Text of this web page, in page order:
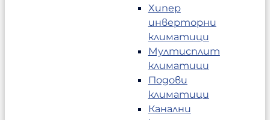
Хипер
инверторни
климатици
Мултисплит
климатици
Подови
климатици
Канални